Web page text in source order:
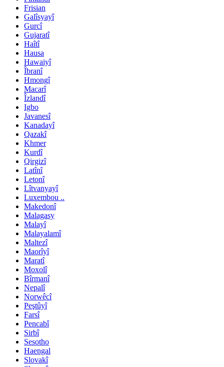
Frisian
Galîsyayî
Gurcî
Gujaratî
Haîtî
Hausa
Hawaiyî
Îbranî
Hmongî
Macarî
Îzlandî
Igbo
Javanesî
Kanadayî
Qazakî
Khmer
Kurdî
Qirgizî
Latînî
Letonî
Lîtvanyayî
Luxembou ..
Makedonî
Malagasy
Malayî
Malayalamî
Maltezî
Maorîyî
Maratî
Moxolî
Bîrmanî
Nepalî
Norwêcî
Peştûyî
Farsî
Pencabî
Sirbî
Sesotho
Haengal
Slovakî